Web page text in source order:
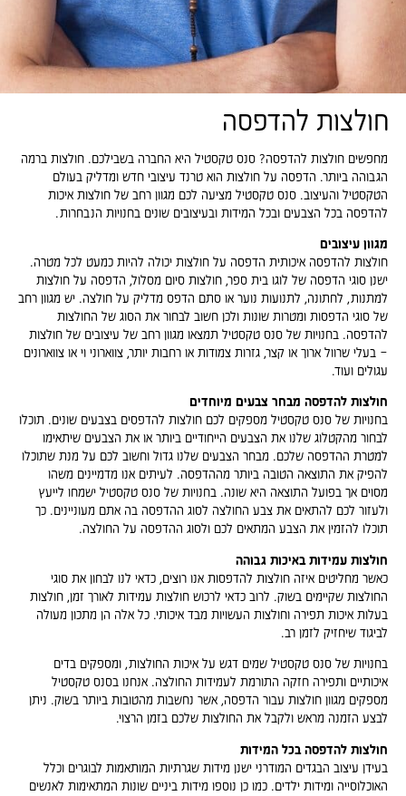
חולצות להדפסה
מחפשים חולצות להדפסה? סנס טקסטיל היא החברה בשבילכם. חולצות ברמה
הגבוהה ביותר. הדפסה על חולצות הוא טרנד עיצובי חדש ומדליק בעולם
הטקסטיל והעיצוב. סנס טקסטיל מציעה לכם מגוון רחב של חולצות איכות
להדפסה בכל הצבעים ובכל המידות ובעיצובים שונים בחנויות הנבחרות.
מגוון עיצובים
חולצות להדפסה איכותית הדפסה על חולצות יכולה להיות כמעט לכל מטרה.
ישנן סוגי הדפסה של לוגו בית ספר, חולצות סיום מסלול, הדפסה על חולצות
למתנות, לחתונה, לתנועות נוער או סתם הדפס מדליק על חולצה. יש מגוון רחב
של סוגי הדפסות ומטרות שונות ולכן חשוב לבחור את הסוג של החולצות
להדפסה. בחנויות של סנס טקסטיל תמצאו מגוון רחב של עיצובים של חולצות
– בעלי שרוול ארוך או קצר, גזרות צמודות או רחבות יותר, צווארוני וי או צווארונים
עגולים ועוד.
חולצות להדפסה מבחר צבעים מיוחדים
בחנויות של סנס טקסטיל מספקים לכם חולצות להדפסים בצבעים שונים. תוכלו
לבחור מהקטלוג שלנו את הצבעים הייחודיים ביותר או את הצבעים שיתאימו
למטרת ההדפסה שלכם. מבחר הצבעים שלנו גדול וחשוב לכם על מנת שתוכלו
להפיק את התוצאה הטובה ביותר מההדפסה. לעיתים אנו מדמיינים משהו
מסוים אך בפועל התוצאה היא שונה. בחנויות של סנס טקסטיל ישמחו לייעץ
ולעזור לכם להתאים את צבע החולצה לסוג ההדפסה בה אתם מעוניינים. כך
תוכלו להזמין את הצבע המתאים לכם ולסוג ההדפסה על החולצה.
חולצות עמידות באיכות גבוהה
כאשר מחליטים איזה חולצות להדפסות אנו רוצים, כדאי לנו לבחון את סוגי
החולצות שקיימים בשוק. לרוב כדאי לרכוש חולצות עמידות לאורך זמן, חולצות
בעלות איכות תפירה וחולצות העשויות מבד איכותי. כל אלה הן מתכון מעולה
לביגוד שיחזיק לזמן רב.
בחנויות של סנס טקסטיל שמים דגש על איכות החולצות, ומספקים בדים
איכותיים ותפירה חזקה התורמת לעמידות החולצה. אנחנו בסנס טקסטיל
מספקים מגוון חולצות עבור הדפסה, אשר נחשבות מהטובות ביותר בשוק. ניתן
לבצע הזמנה מראש ולקבל את החולצות שלכם בזמן הרצוי.
חולצות להדפסה בכל המידות
בעידן עיצוב הבגדים המודרני ישנן מידות שגרתיות המותאמות לבוגרים וכלל
האוכלוסייה ומידות ילדים. כמו כן נוספו מידות ביניים שונות המתאימות לאנשים